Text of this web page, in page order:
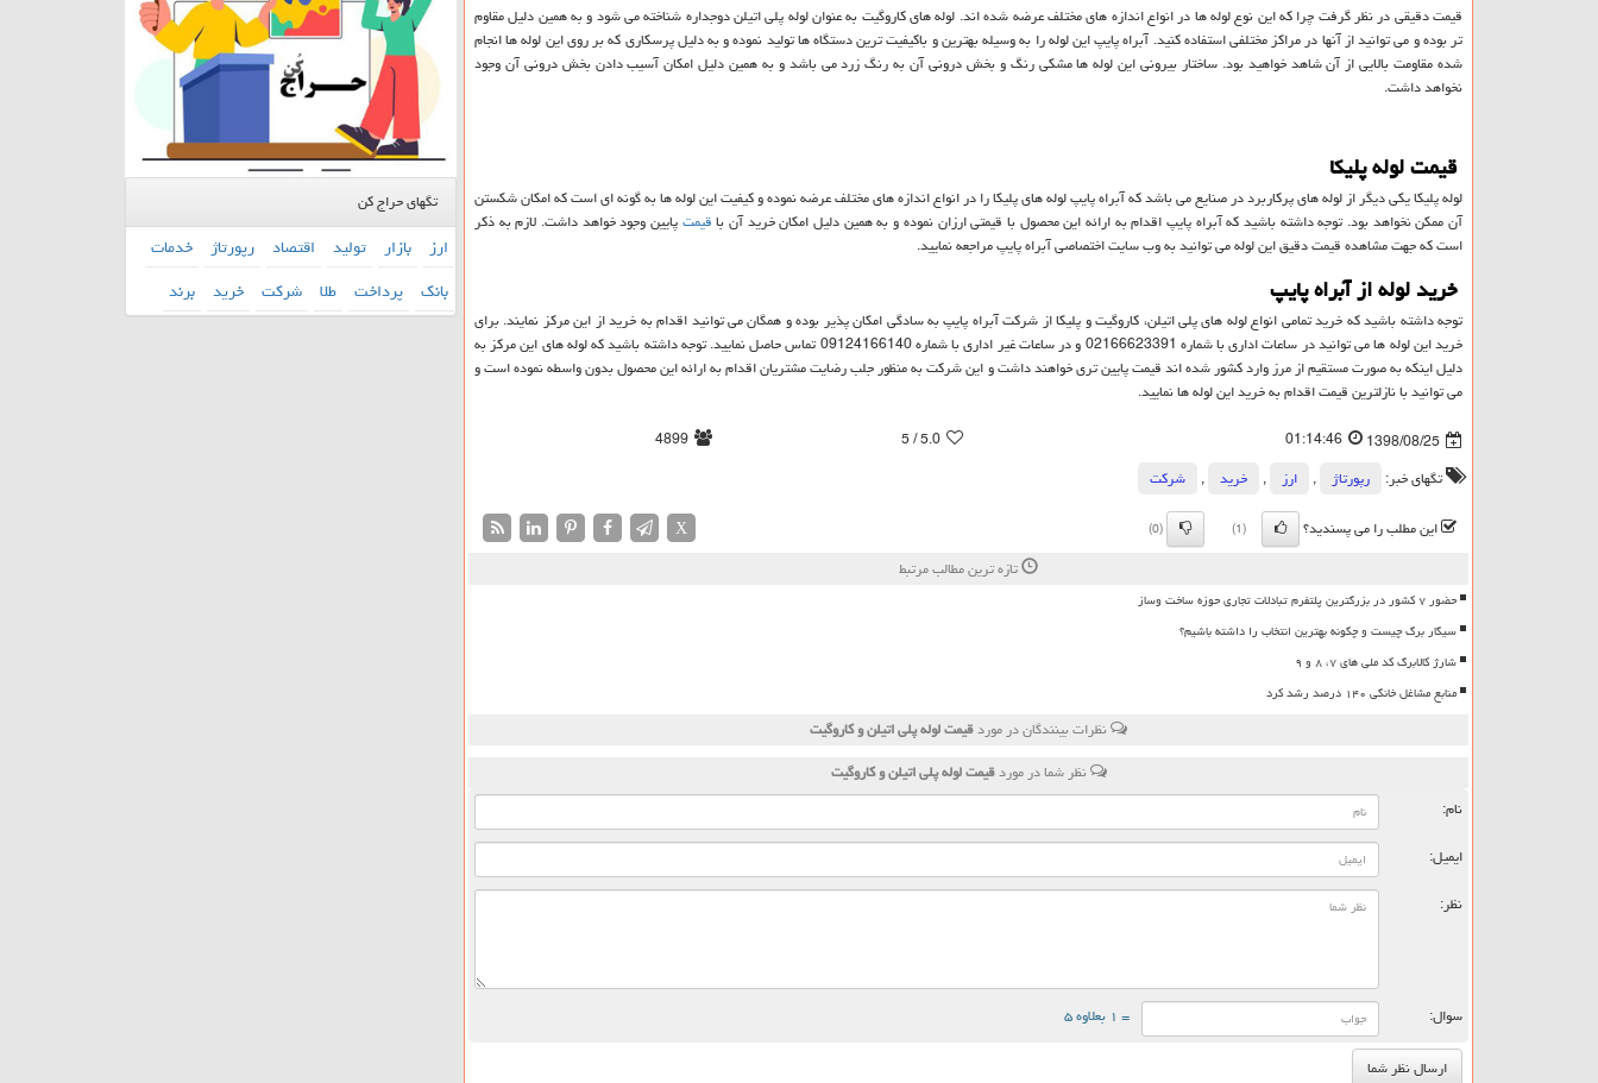
قیمت دقیقی در نظر گرفت چرا که این نوع لوله ها در انواع اندازه های مختلف عرضه شده اند. لوله های کاروگیت به عنوان لوله پلی اتیلن دوجداره شناخته می شود و به همین دلیل مقاوم
تر بوده و می توانید از آنها در مراکز مختلفی استفاده کنید. آبراه پایپ این لوله را به وسیله بهترین و باکیفیت ترین دستگاه ها تولید نموده و به دلیل پرسکاری که بر روی این لوله ها انجام
شده مقاومت بالایی از آن شاهد خواهید بود. ساختار بیرونی این لوله ها مشکی رنگ و بخش درونی آن به رنگ زرد می باشد و به همین دلیل امکان آسیب دادن بخش درونی آن وجود
نخواهد داشت.
قیمت لوله پلیکا
لوله پلیکا یکی دیگر از لوله های پرکاربرد در صنایع می باشد که آبراه پایپ لوله های پلیکا را در انواع اندازه های مختلف عرضه نموده و کیفیت این لوله ها به گونه ای است که امکان شکستن
آن ممکن نخواهد بود. توجه داشته باشید که آبراه پایپ اقدام به ارائه این محصول با قیمتی ارزان نموده و به همین دلیل امکان خرید آن باقیمتپایین وجود خواهد داشت. لازم به ذکر
است که جهت مشاهده قیمت دقیق این لوله می توانید به وب سایت اختصاصی آبراه پایپ مراجعه نمایید.
خرید لوله از آبراه پایپ
توجه داشته باشید که خرید تمامی انواع لوله های پلی اتیلن، کاروگیت و پلیکا از شرکت آبراه پایپ به سادگی امکان پذیر بوده و همگان می توانید اقدام به خرید از این مرکز نمایند. برای
خرید این لوله ها می توانید در ساعات اداری با شماره 02166623391 و در ساعات غیر اداری با شماره 09124166140 تماس حاصل نمایید. توجه داشته باشید که لوله های این مرکز به
دلیل اینکه به صورت مستقیم از مرز وارد کشور شده اند قیمت پایین تری خواهند داشت و این شرکت به منظور جلب رضایت مشتریان اقدام به ارائه این محصول بدون واسطه نموده است و
می توانید با نازلترین قیمت اقدام به خرید این لوله ها نمایید.
1398/08/25
01:14:46
5.0
/ 5
4899
تگهای خبر:
رپورتاژ , ارز , خرید ,
شركت
این مطلب را می پسندید؟
(1)
(0)
X
تازه ترین مطالب مرتبط
حضور ۷ کشور در بزرگترین پلتفرم تبادلات تجاری حوزه ساخت وساز
سیگار برگ چیست و چگونه بهترین انتخاب را داشته باشیم؟
شارژ کالابرگ کد ملی های ۷، ۸ و ۹
منابع مشاغل خانگی ۱۴۰ درصد رشد کرد
نظرات بینندگان در موردقیمت لوله پلی اتیلن و كاروگیت
نظر شما در موردقیمت لوله پلی اتیلن و كاروگیت
نام:
ایمیل:
نظر:
سوال: = ۱ بعلاوه ۵
تگهای حراج کن
ارز بازار تولید اقتصاد رپورتاژ خدمات
بانك پرداخت طلا شركت خرید برند